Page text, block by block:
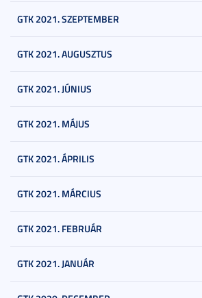
GTK 2021. SZEPTEMBER
GTK 2021. AUGUSZTUS
GTK 2021. JÚNIUS
GTK 2021. MÁJUS
GTK 2021. ÁPRILIS
GTK 2021. MÁRCIUS
GTK 2021. FEBRUÁR
GTK 2021. JANUÁR